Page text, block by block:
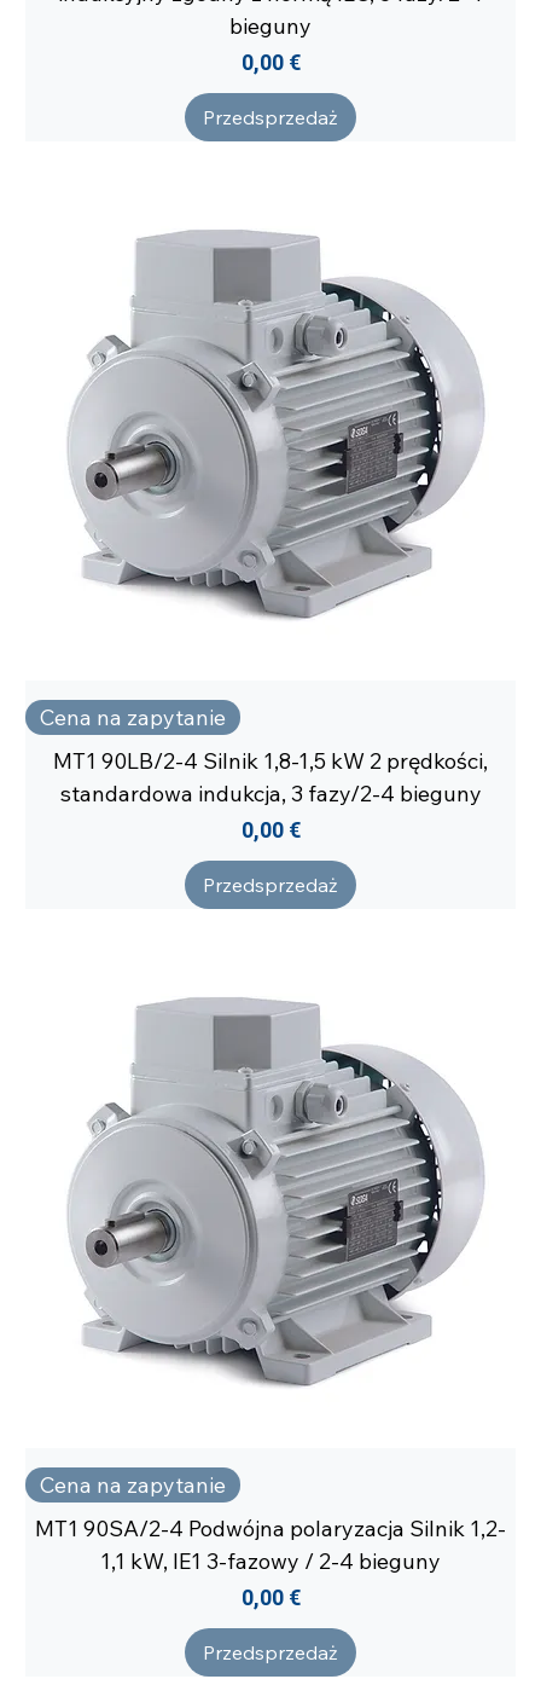
bieguny
Cena
0,00 €
Przedsprzedaż
Cena na zapytanie
MT1 90LB/2-4 Silnik 1,8-1,5 kW 2 prędkości,
standardowa indukcja, 3 fazy/2-4 bieguny
Cena
0,00 €
Przedsprzedaż
Cena na zapytanie
MT1 90SA/2-4 Podwójna polaryzacja Silnik 1,2-
1,1 kW, IE1 3-fazowy / 2-4 bieguny
Cena
0,00 €
Przedsprzedaż